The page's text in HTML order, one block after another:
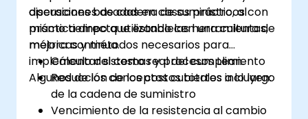
operaciones de cadena de suministro, al
mismo tiempo que establecen una cultura de
mejora continua.
discusiones basadas en casos prácticos con
práctica directa utilizando las herramientas,
métricas y métodos necesarios para
implementar sistemas y procesos Lean.
Algunos de los conceptos cubiertos incluyen:
Cálculo del costo real del cumplimiento
Reducción de los costos totales a lo largo
de la cadena de suministro
Vencimiento de la resistencia al cambio